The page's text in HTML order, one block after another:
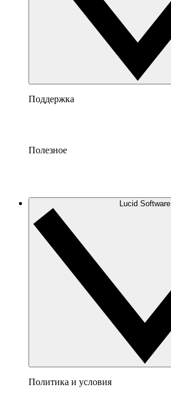
Поддержка
Полезное
Lucid Software
Политика и условия